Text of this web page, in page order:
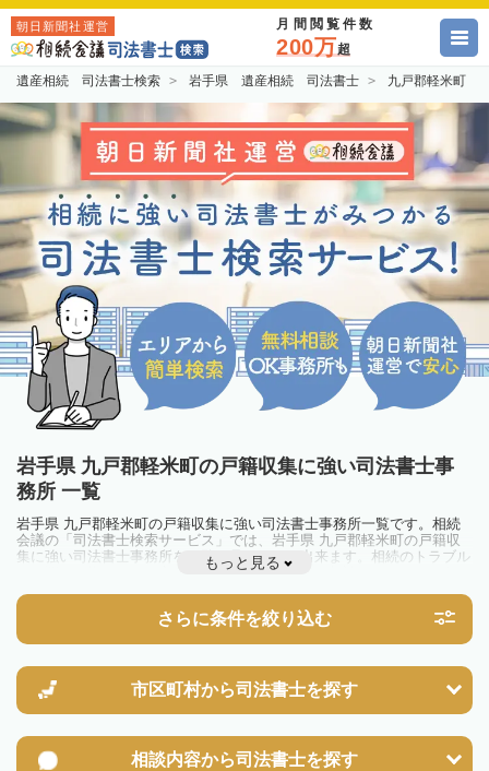
朝日新聞社運営 月間閲覧件数
200万超
遺産相続 司法書士検索 岩手県 遺産相続 司法書士 九戸郡軽米町
岩手県 九戸郡軽米町の戸籍収集に強い司法書士事
務所 一覧
岩手県 九戸郡軽米町の戸籍収集に強い司法書士事務所一覧です。相続
会議の「司法書士検索サービス」では、岩手県 九戸郡軽米町の戸籍収
集に強い司法書士事務所を一覧で見ることが出来ます。相続のトラブル
やお悩みを抱えている方は一度近隣の司法書士に相談してみましょう。
もっと見る
さらに条件を絞り込む
市区町村から司法書士を探す
相談内容から司法書士を探す